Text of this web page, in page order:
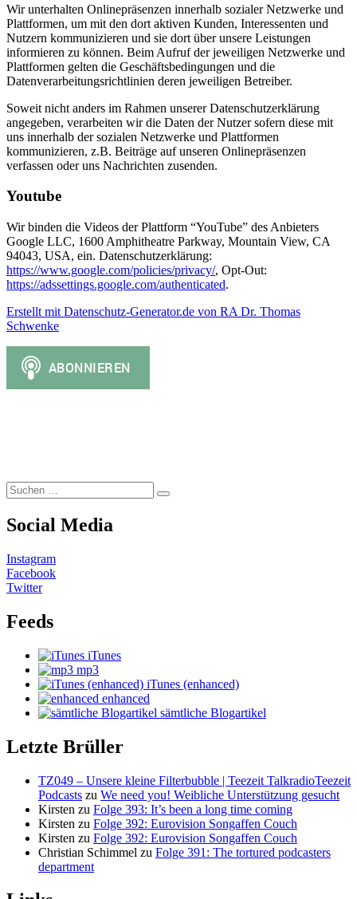
Wir unterhalten Onlinepräsenzen innerhalb sozialer Netzwerke und
Plattformen, um mit den dort aktiven Kunden, Interessenten und
Nutzern kommunizieren und sie dort über unsere Leistungen
informieren zu können. Beim Aufruf der jeweiligen Netzwerke und
Plattformen gelten die Geschäftsbedingungen und die
Datenverarbeitungsrichtlinien deren jeweiligen Betreiber.
Soweit nicht anders im Rahmen unserer Datenschutzerklärung
angegeben, verarbeiten wir die Daten der Nutzer sofern diese mit
uns innerhalb der sozialen Netzwerke und Plattformen
kommunizieren, z.B. Beiträge auf unseren Onlinepräsenzen
verfassen oder uns Nachrichten zusenden.
Youtube
Wir binden die Videos der Plattform “YouTube” des Anbieters
Google LLC, 1600 Amphitheatre Parkway, Mountain View, CA
94043, USA, ein. Datenschutzerklärung:
https://www.google.com/policies/privacy/, Opt-Out:
https://adssettings.google.com/authenticated.
Erstellt mit Datenschutz-Generator.de von RA Dr. Thomas
Schwenke
Suchen
nach:
Suchen
Social Media
Instagram
Facebook
Twitter
Feeds
iTunes
mp3
iTunes (enhanced)
enhanced
sämtliche Blogartikel
Letzte Brüller
TZ049 – Unsere kleine Filterbubble | Teezeit TalkradioTeezeit
Podcasts zu We need you! Weibliche Unterstützung gesucht
Kirsten zu Folge 393: It’s been a long time coming
Kirsten zu Folge 392: Eurovision Songaffen Couch
Kirsten zu Folge 392: Eurovision Songaffen Couch
Christian Schimmel zu Folge 391: The tortured podcasters
department